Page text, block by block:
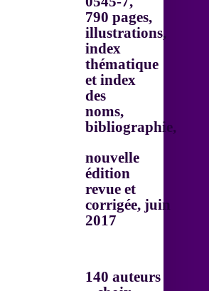
790 pages,
illustrations,
index
thématique
et index
des
noms,
bibliographie,
nouvelle
édition
revue et
corrigée, juin
2017
140 auteurs